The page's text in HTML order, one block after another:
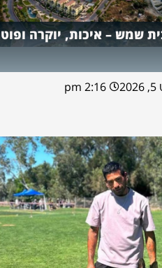
שמש – איכות, יוקרה
2:16 pm